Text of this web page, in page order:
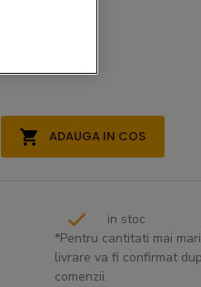
100g
ADAUGA IN COS
in stoc
*Pentru cantitati mai
livrare va fi confirmat
comenzii.